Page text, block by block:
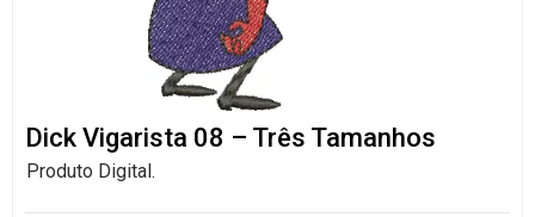
Dick Vigarista 08 – Três Tamanhos
Produto Digital.